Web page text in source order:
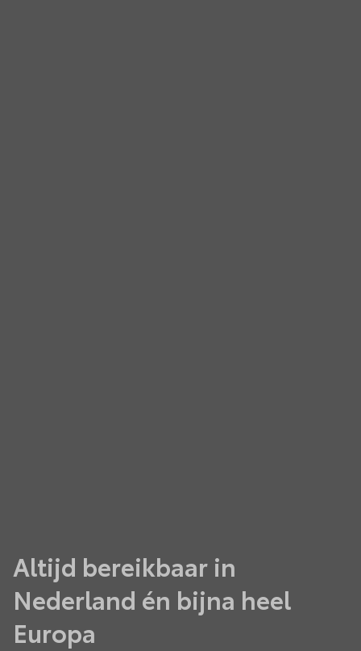
Altijd bereikbaar in
Nederland én bijna heel
Europa